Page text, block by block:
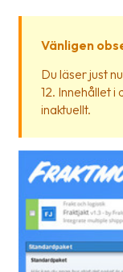
är
Fraktjakt?
Hjälp?
Vanliga
&
svar
Ordlista
Vänligen
Du läser just
12. Innehållet
inaktuellt.